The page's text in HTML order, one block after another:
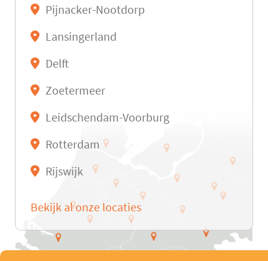
Pijnacker-Nootdorp
Lansingerland
Delft
Zoetermeer
Leidschendam-Voorburg
Rotterdam
Rijswijk
Bekijk al onze locaties